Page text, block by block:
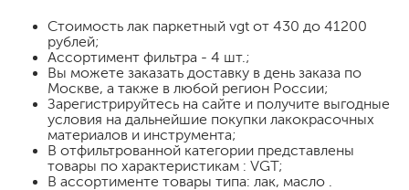
Стоимость лак паркетный vgt от 430 до 41200
рублей;
Ассортимент фильтра - 4 шт.;
Вы можете заказать доставку в день заказа по
Москве, а также в любой регион России;
Зарегистрируйтесь на сайте и получите выгодные
условия на дальнейшие покупки лакокрасочных
материалов и инструмента;
В отфильтрованной категории представлены
товары по характеристикам : VGT;
В ассортименте товары типа: лак, масло .